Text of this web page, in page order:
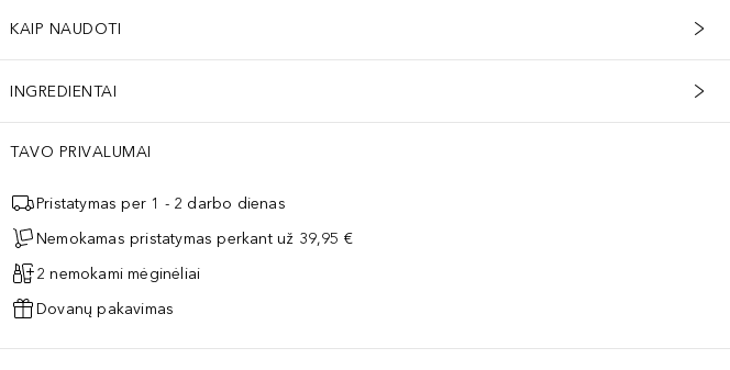
KAIP NAUDOTI
INGREDIENTAI
TAVO PRIVALUMAI
Pristatymas per 1 - 2 darbo dienas
Nemokamas pristatymas perkant už 39,95 €
2 nemokami mėginėliai
Dovanų pakavimas